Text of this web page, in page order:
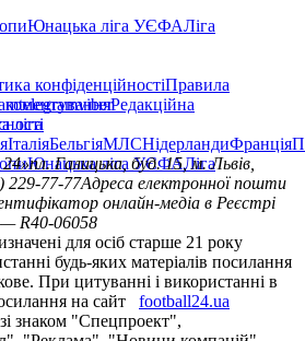
Юнацька ліга УЄФАЛіга
конфіденційностіПравила
Редакційна
telegramviber
ліга
ІталіяБельгіяМЛСНідерландиФранція
Юнацька ліга УЄФАЛіга
пл. Галицька, буд. 15, м. Львів,
229-77-77Адреса електронної пошти
онлайн-медіа в Реєстрі
— R40-06058
для осіб старше 21 року
будь-яких матеріалів посилання
При цитуванні і використанні в
на сайт
football24.ua
знаком "Спецпроект",